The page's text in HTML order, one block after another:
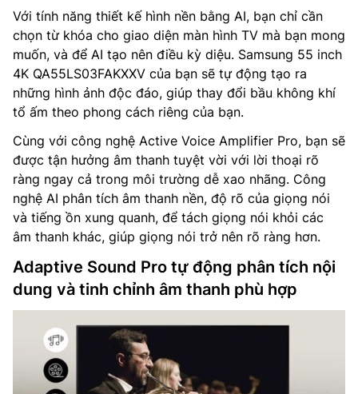
Với tính năng thiết kế hình nền bằng AI, bạn chỉ cần
chọn từ khóa cho giao diện màn hình TV mà bạn mong
muốn, và để AI tạo nên điều kỳ diệu. Samsung 55 inch
4K QA55LS03FAKXXV của bạn sẽ tự động tạo ra
những hình ảnh độc đáo, giúp thay đổi bầu không khí
tổ ấm theo phong cách riêng của bạn.
Cùng với công nghệ Active Voice Amplifier Pro, bạn sẽ
được tận hưởng âm thanh tuyệt vời với lời thoại rõ
ràng ngay cả trong môi trường dễ xao nhãng. Công
nghệ AI phân tích âm thanh nền, độ rõ của giọng nói
và tiếng ồn xung quanh, để tách giọng nói khỏi các
âm thanh khác, giúp giọng nói trở nên rõ ràng hơn.
Adaptive Sound Pro tự động phân tích nội
dung và tinh chỉnh âm thanh phù hợp